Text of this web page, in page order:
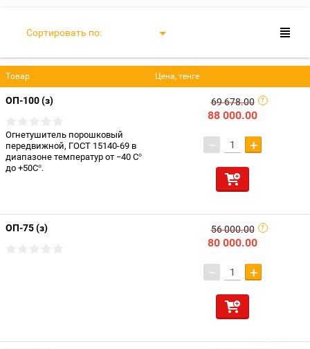
Сортировать по:
Товар Цена, тенге
ОП-100 (з)
Огнетушитель порошковый
передвижной, ГОСТ 15140-69 в
диапазоне температур от −40 C°
до +50C°.
69 678.00
88 000.00
− +
ОП-75 (з) 56 000.00
80 000.00
− +